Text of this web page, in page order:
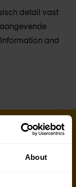
About
detail vast
and